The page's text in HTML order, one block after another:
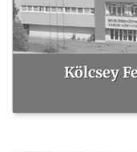
Kölcsey